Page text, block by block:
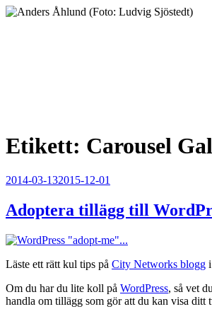
Hoppa
Etikett: Carousel
Publicerat
2014-03-132015-12-01
Adoptera tillägg till
Läste ett rätt kul tips på City Networks blogg
Om du har du lite koll på WordPress, så vet
handla om tillägg som gör att du kan visa ditt